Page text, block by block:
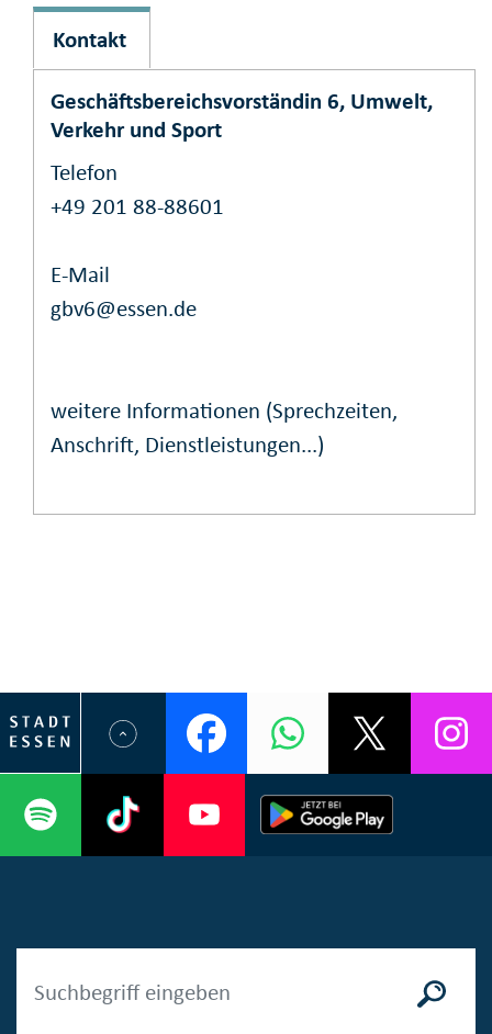
Kontakt
Geschäftsbereichsvorständin 6, Umwelt,
Verkehr und Sport
Telefon
+49 201 88-88601
E-Mail
gbv6@essen.de
weitere Informationen (Sprechzeiten,
Anschrift, Dienstleistungen...)